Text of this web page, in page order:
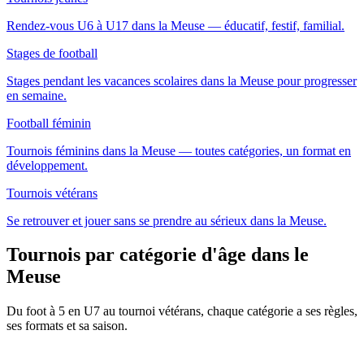
Rendez-vous U6 à U17 dans la Meuse — éducatif, festif, familial.
Stages de football
Stages pendant les vacances scolaires dans la Meuse pour progresser
en semaine.
Football féminin
Tournois féminins dans la Meuse — toutes catégories, un format en
développement.
Tournois vétérans
Se retrouver et jouer sans se prendre au sérieux dans la Meuse.
Tournois par catégorie d'âge dans le
Meuse
Du foot à 5 en U7 au tournoi vétérans, chaque catégorie a ses règles,
ses formats et sa saison.